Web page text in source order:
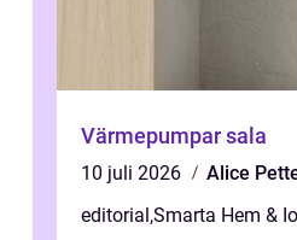
Värmepumpar sala
10 juli 2026
Alice
editorial,Smarta Hem &